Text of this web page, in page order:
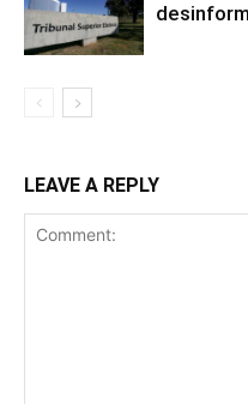
LEAVE A REPLY